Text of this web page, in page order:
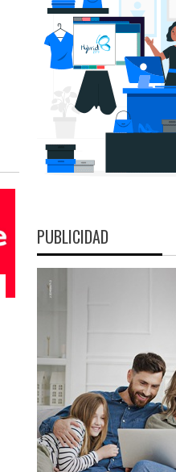
PUBLICIDAD